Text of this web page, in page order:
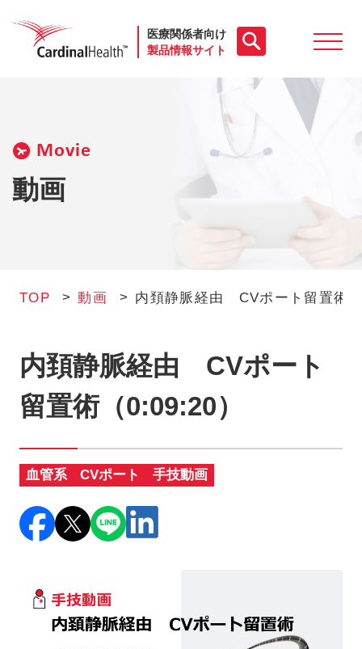
医療関係者向け
製品情報サイト
製品に関するお知らせ
添付文書
Movie
動画
TOP 動画 内頚静脈経由 CVポート留置術
内頚静脈経由 CVポート
留置術（0:09:20）
血管系 CVポート 手技動画